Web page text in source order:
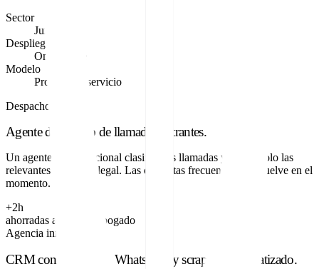
Sector
Jurídico
Despliegue
On-premise
Modelo
Producto + servicio
Despacho jurídico
Agente de filtrado de llamadas entrantes.
Un agente conversacional clasifica las llamadas y deriva solo las
relevantes al equipo legal. Las consultas frecuentes las resuelve en el
momento.
+2h
ahorradas al día por abogado
Agencia inmobiliaria
CRM con chatbot de WhatsApp y scraping automatizado.